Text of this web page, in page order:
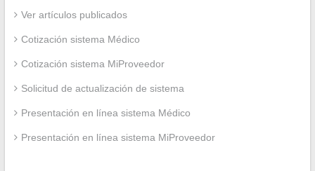
Ver artículos publicados
Cotización sistema Médico
Cotización sistema MiProveedor
Solicitud de actualización de sistema
Presentación en línea sistema Médico
Presentación en línea sistema MiProveedor